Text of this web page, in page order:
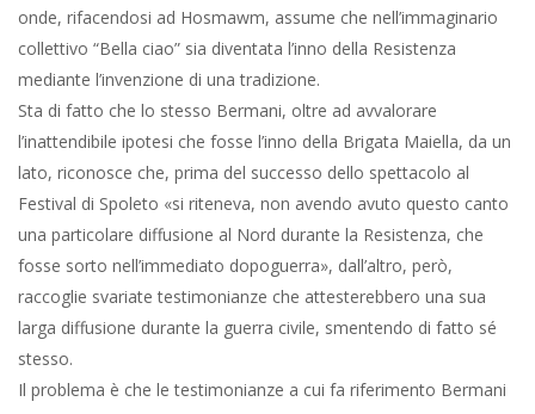
onde, rifacendosi ad Hosmawm, assume che nell’immaginario
collettivo “Bella ciao” sia diventata l’inno della Resistenza
mediante l’invenzione di una tradizione.
Sta di fatto che lo stesso Bermani, oltre ad avvalorare
l’inattendibile ipotesi che fosse l’inno della Brigata Maiella, da un
lato, riconosce che, prima del successo dello spettacolo al
Festival di Spoleto «si riteneva, non avendo avuto questo canto
una particolare diffusione al Nord durante la Resistenza, che
fosse sorto nell’immediato dopoguerra», dall’altro, però,
raccoglie svariate testimonianze che attesterebbero una sua
larga diffusione durante la guerra civile, smentendo di fatto sé
stesso.
Il problema è che le testimonianze a cui fa riferimento Bermani